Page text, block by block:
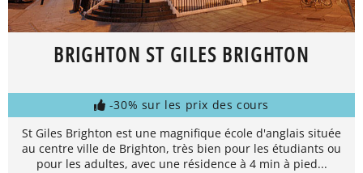
BRIGHTON ST GILES BRIGHTON
-30% sur les prix des cours
St Giles Brighton est une magnifique école d'anglais située
au centre ville de Brighton, très bien pour les étudiants ou
pour les adultes, avec une résidence à 4 min à pied...